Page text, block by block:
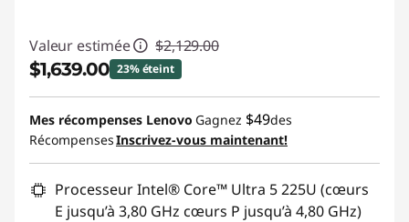
Valeur estimée $2,129.00
$1,639.00 23% éteint
Économies instantanées :-$490.00
Promo price: Max 5 units per order
Mes récompenses Lenovo Gagnez $49des
RécompensesInscrivez-vous maintenant!
Processeur Intel® Core™ Ultra 5 225U (cœurs
E jusqu’à 3,80 GHz cœurs P jusqu’à 4,80 GHz)